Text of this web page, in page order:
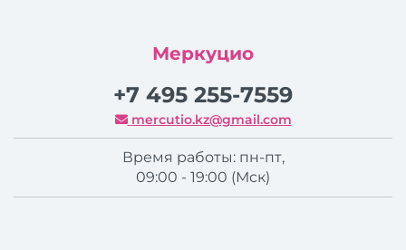
Меркуцио
+7 495 255-7559
mercutio.kz@gmail.com
Время работы: пн-пт,
09:00 - 19:00 (Мск)